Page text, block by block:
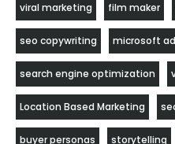
viral marketing film maker
seo copywriting microsoft
search engine optimization
Location Based Marketing
buyer personas storytelling